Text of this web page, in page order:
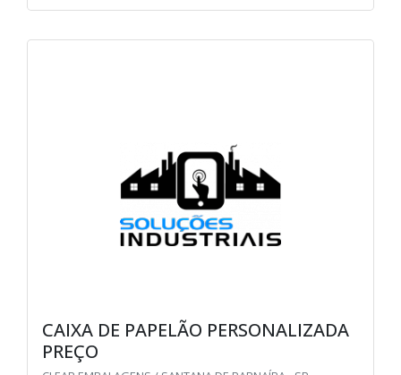
CAIXA DE PAPELÃO PERSONALIZADA
PREÇO